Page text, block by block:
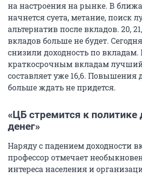
на настроения на рынке. В
начнется суета, метание, поиск
альтернатив после вкладов. 20,
вкладов больше не будет.
снизили доходность по вкладам.
краткосрочным вкладам
составляет уже 16,6. Повышения
больше ждать не придется.
«ЦБ стремится к
денег»
Наряду с падением доходности
профессор отмечает
интереса населения и